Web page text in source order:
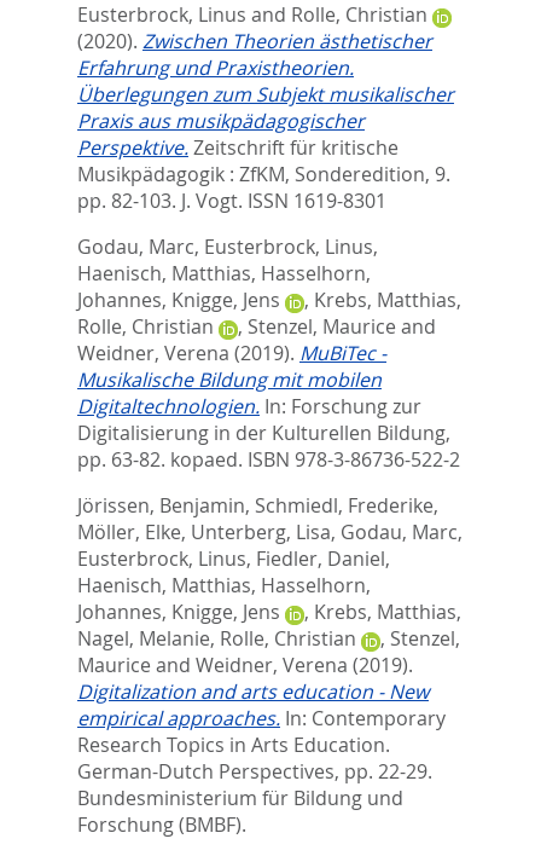
Eusterbrock, Linus and Rolle, Christian
(2020). Zwischen Theorien ästhetischer
Erfahrung und Praxistheorien.
Überlegungen zum Subjekt musikalischer
Praxis aus musikpädagogischer
Perspektive.Zeitschrift für kritische
Musikpädagogik : ZfKM, Sonderedition, 9.
pp. 82-103. J. Vogt. ISSN 1619-8301
Godau, Marc, Eusterbrock, Linus,
Haenisch, Matthias, Hasselhorn,
Johannes, Knigge, Jens , Krebs, Matthias,
Rolle, Christian
, Stenzel, Maurice and
Weidner, Verena (2019). MuBiTec -
Musikalische Bildung mit mobilen
Digitaltechnologien. In: Forschung zur
Digitalisierung in der Kulturellen Bildung,
pp. 63-82. kopaed. ISBN 978-3-86736-522-2
Jörissen, Benjamin, Schmiedl, Frederike,
Möller, Elke, Unterberg, Lisa, Godau, Marc,
Eusterbrock, Linus, Fiedler, Daniel,
Haenisch, Matthias, Hasselhorn,
Johannes, Knigge, Jens , Krebs, Matthias,
Nagel, Melanie, Rolle, Christian , Stenzel,
Maurice and Weidner, Verena (2019).
Digitalization and arts education - New
empirical approaches. In: Contemporary
Research Topics in Arts Education.
German-Dutch Perspectives, pp. 22-29.
Bundesministerium für Bildung und
Forschung (BMBF).